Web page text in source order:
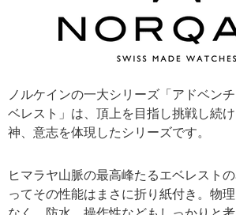
ノルケインの一大シリーズ「アドベン
ベレスト」は、頂上を目指し挑戦し続
神、意志を体現したシリーズです。
ヒマラヤ山脈の最高峰たるエベレスト
ってその性能はまさに折り紙付き。物